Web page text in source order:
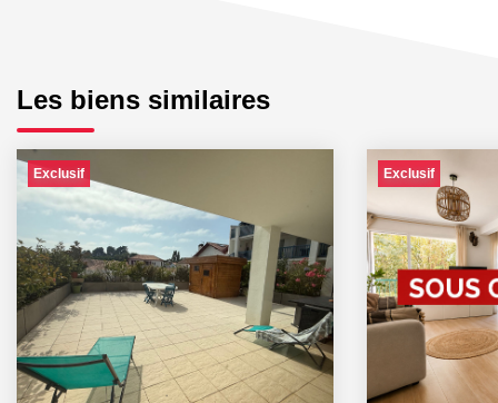
Les biens similaires
Exclusif Exclusif